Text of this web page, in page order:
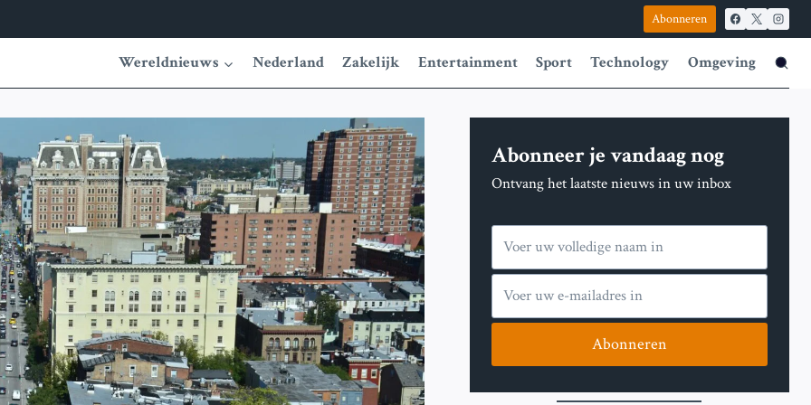
Abonneren
Wereldnieuws Nederland Zakelijk Entertainment Sport Technology Omgeving
Abonneer je vandaag nog
Ontvang het laatste nieuws in uw inbox
Abonneren